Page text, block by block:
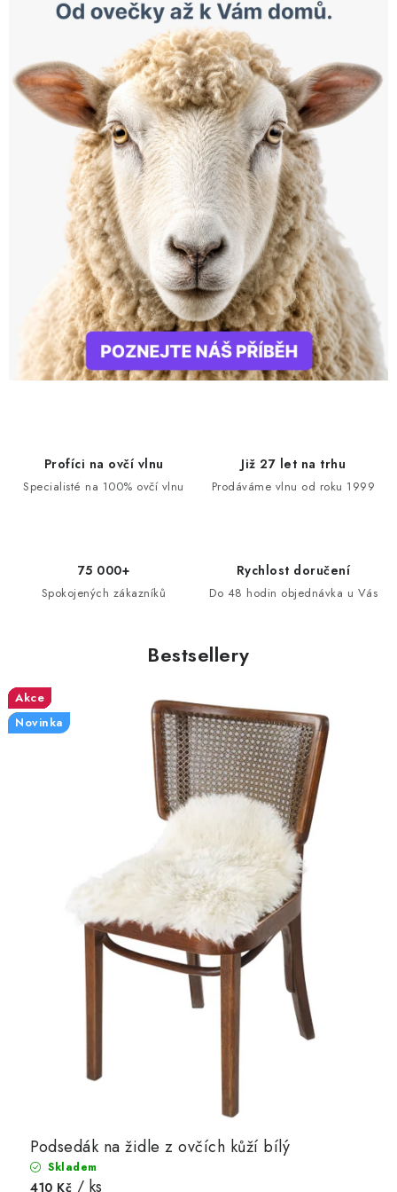
Doprava a platba Hodnocení obchodu
Kontakty
Profíci na ovčí vlnu
Specialisté na 100% ovčí vlnu
Již 27 let na trhu
Prodáváme vlnu od roku 1999
75 000+
Spokojených zákazníků
Rychlost doručení
Do 48 hodin objednávka u Vás
Bestsellery
Akce
VIDEO
Podsedák na židle z ovčích kůží bílý
Skladem
410 Kč / ks
Akce
Akce
Akce
Akce
Akce
Akce
VIDEO
Akce
Akce
Akce
VIDEO
Akce
Akce
Novinka